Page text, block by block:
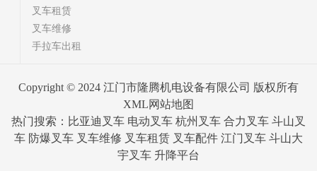
叉车租赁
叉车维修
手拉车出租
Copyright © 2024 江门市隆腾机电设备有限公司 版权所有
XML网站地图
热门搜索：比亚迪叉车 电动叉车 杭州叉车 合力叉车 斗山叉
车 防爆叉车 叉车维修 叉车租赁 叉车配件 江门叉车 斗山大
宇叉车 升降平台